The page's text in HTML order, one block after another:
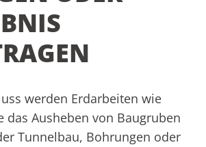
werden Erdarbeiten wie
das Ausheben von Baugruben
Tunnelbau, Bohrungen oder